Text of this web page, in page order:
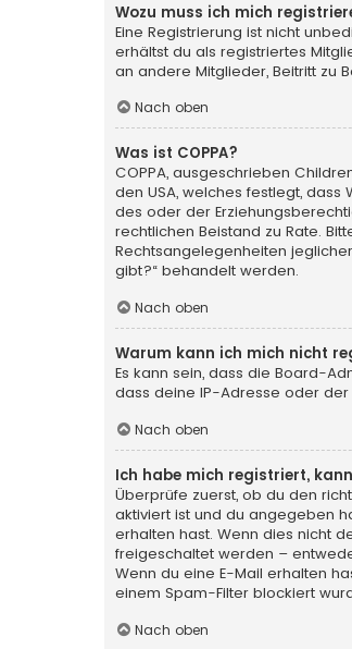
Wozu muss ich mich
Eine Registrierung ist nicht
erhältst du als registriertes
an andere Mitglieder, Beitritt zu
Nach oben
Was ist COPPA?
COPPA, ausgeschrieben
den USA, welches festlegt,
des oder der
rechtlichen Beistand zu Rate.
Rechtsangelegenheiten
gibt?“ behandelt werden.
Nach oben
Warum kann ich mich nicht
Es kann sein, dass die Board-
dass deine IP-Adresse oder
Nach oben
Ich habe mich registriert,
Überprüfe zuerst, ob du den
aktiviert ist und du angegeben
erhalten hast. Wenn dies nicht
freigeschaltet werden –
Wenn du eine E-Mail erhalten
einem Spam-Filter blockiert
Nach oben